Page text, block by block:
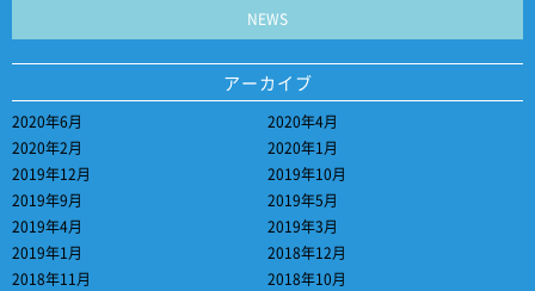
NEWS
アーカイブ
2020年6月
2020年4月
2020年2月
2020年1月
2019年12月
2019年10月
2019年9月
2019年5月
2019年4月
2019年3月
2019年1月
2018年12月
2018年11月
2018年10月